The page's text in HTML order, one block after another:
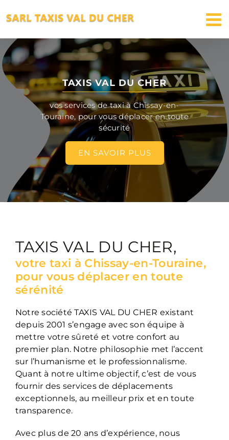
au
TAXIS VAL DU CHER
vos services de taxi à Chissay-en-
Touraine, pour vous déplacer en toute
sécurité
EN SAVOIR PLUS
TAXIS VAL DU CHER,
votre taxi à Chissay-en-Touraine,
pour vous déplacer en toute
sérénité
Notre société TAXIS VAL DU CHER existant
depuis 2001 s’engage avec son équipe à
mettre votre sûreté et votre confort au
premier plan. Notre philosophie met l’accent
sur l’humanisme et le professionnalisme.
Quant à notre ultime objectif, c’est de vous
fournir des services de déplacements
exceptionnels, au meilleur prix et en toute
transparence.
Avec plus de 20 ans d’expérience, nous